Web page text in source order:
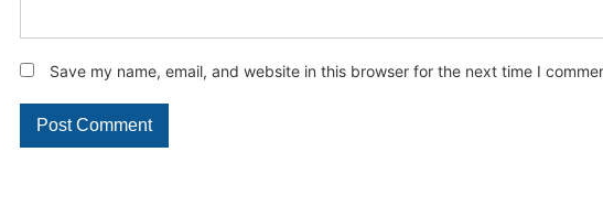
Save my name, email, and website in this browser for the next time I